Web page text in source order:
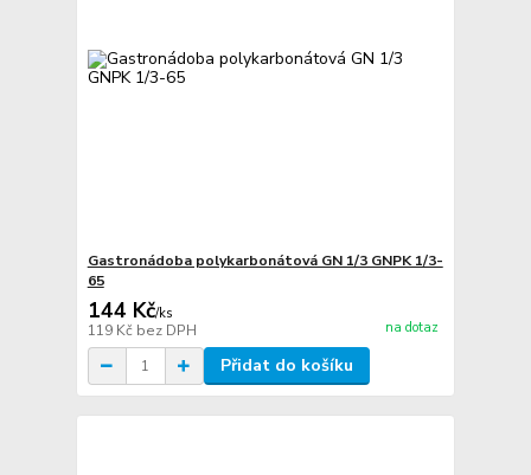
Gastronádoba polykarbonátová GN 1/3 GNPK 1/3-
65
144 Kč/ks
119 Kč bez DPH na dotaz
Přidat do košíku